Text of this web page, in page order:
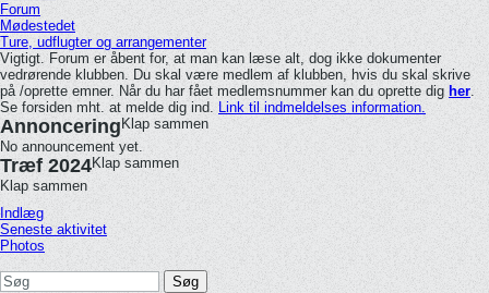
Forum
Mødestedet
Ture, udflugter og arrangementer
Vigtigt. Forum er åbent for, at man kan læse alt, dog ikke dokumenter
vedrørende klubben. Du skal være medlem af klubben, hvis du skal skrive
på /oprette emner. Når du har fået medlemsnummer kan du oprette dig her.
Se forsiden mht. at melde dig ind. Link til indmeldelses information.
Annoncering Klap sammen
No announcement yet.
Træf 2024Klap sammen
Klap sammen
Indlæg
Seneste aktivitet
Photos
Søg